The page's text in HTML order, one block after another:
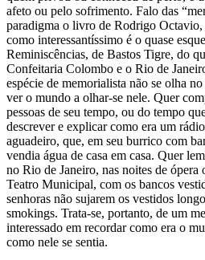
afeto ou pelo sofrimento. Falo das
paradigma o livro de Rodrigo
como interessantíssimo é o quase
Reminiscências, de Bastos Tigre, do
Confeitaria Colombo e o Rio de
espécie de memorialista não se olha
ver o mundo a olhar-se nele. Quer
pessoas de seu tempo, ou do tempo
descrever e explicar como era um
aguadeiro, que, em seu burrico com
vendia água de casa em casa. Quer
no Rio de Janeiro, nas noites de ópera
Teatro Municipal, com os bancos
senhoras não sujarem os vestidos
smokings. Trata-se, portanto, de um
interessado em recordar como era o
como nele se sentia.